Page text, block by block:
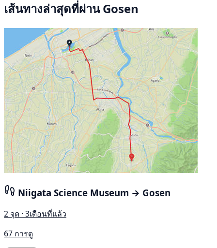
เส้นทางล่าสุดที่ผ่าน Gosen
Niigata Science Museum → Gosen
2 จุด · 3เดือนที่แล้ว
67 การดู